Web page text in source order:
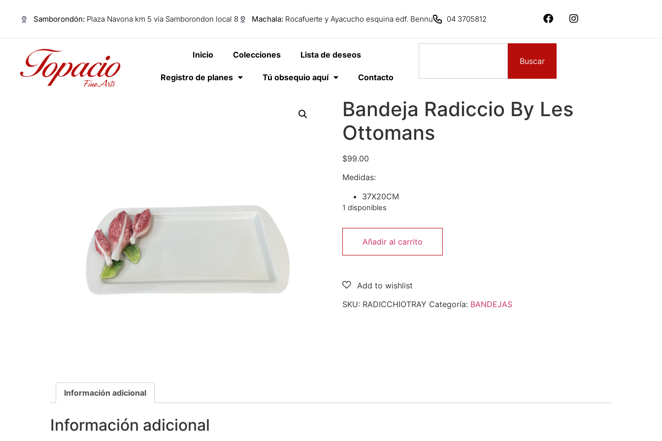
Samborondón: Plaza Navona km 5 vía Samborondon local 8 Machala: Rocafuerte y Ayacucho esquina edf. Bennu 04 3705812
Inicio Colecciones Lista de deseos
Registro de planes Tú obsequio aquí Contacto
Buscar
Bandeja Radiccio By Les
Ottomans
$99.00
Medidas:
37X20CM
1 disponibles
Añadir al carrito
SKU: RADICCHIOTRAY Categoría: BANDEJAS
Información adicional
Información adicional